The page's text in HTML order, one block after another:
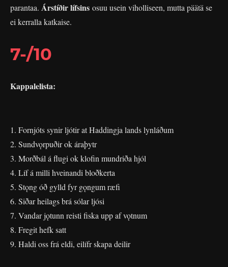
parantaa. Árstíðir lífsins osuu usein viholliseen, mutta päätä se
ei kerralla katkaise.
7-/10
Kappalelista:
1. Fornjóts synir ljótir at Haddingja lands lynláðum
2. Sundvǫrpuðir ok áraþytr
3. Morðbál á flugi ok klofin mundriða hjól
4. Líf á milli hveinandi bloðkerta
5. Stǫng óð gylld fyr gǫngum ræfi
6. Siðar heilags brá sólar ljósi
7. Vandar jǫtunn reisti fiska upp af vǫtnum
8. Fregit hefk satt
9. Haldi oss frá eldi, eilífr skapa deilir